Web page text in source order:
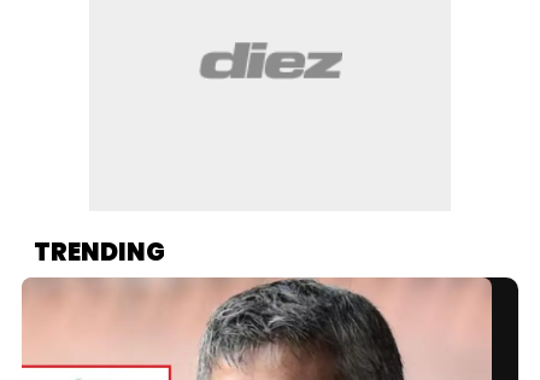
TRENDING